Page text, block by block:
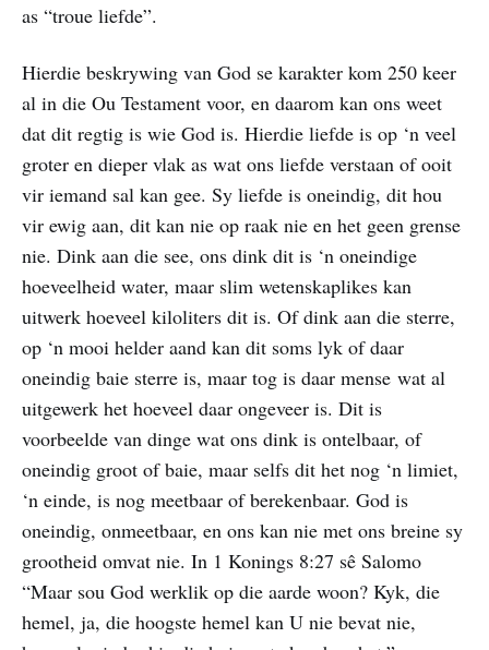
as “troue liefde”.
Hierdie beskrywing van God se karakter kom 250 keer
al in die Ou Testament voor, en daarom kan ons weet
dat dit regtig is wie God is. Hierdie liefde is op ‘n veel
groter en dieper vlak as wat ons liefde verstaan of ooit
vir iemand sal kan gee. Sy liefde is oneindig, dit hou
vir ewig aan, dit kan nie op raak nie en het geen grense
nie. Dink aan die see, ons dink dit is ‘n oneindige
hoeveelheid water, maar slim wetenskaplikes kan
uitwerk hoeveel kiloliters dit is. Of dink aan die sterre,
op ‘n mooi helder aand kan dit soms lyk of daar
oneindig baie sterre is, maar tog is daar mense wat al
uitgewerk het hoeveel daar ongeveer is. Dit is
voorbeelde van dinge wat ons dink is ontelbaar, of
oneindig groot of baie, maar selfs dit het nog ‘n limiet,
‘n einde, is nog meetbaar of berekenbaar. God is
oneindig, onmeetbaar, en ons kan nie met ons breine sy
grootheid omvat nie. In 1 Konings 8:27 sê Salomo
“Maar sou God werklik op die aarde woon? Kyk, die
hemel, ja, die hoogste hemel kan U nie bevat nie,